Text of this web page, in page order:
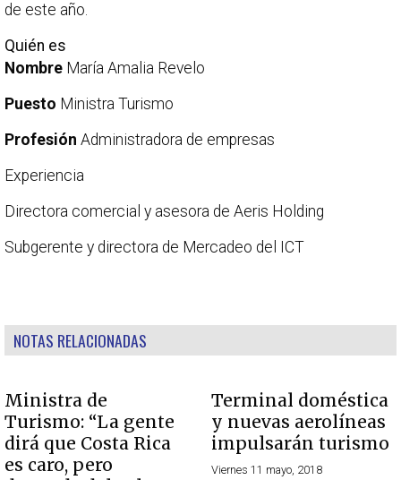
de este año.
Quién es
Nombre María Amalia Revelo
Puesto Ministra Turismo
Profesión Administradora de empresas
Experiencia
Directora comercial y asesora de Aeris Holding
Subgerente y directora de Mercadeo del ICT
NOTAS RELACIONADAS
Ministra de
Turismo: “La gente
dirá que Costa Rica
es caro, pero
Terminal doméstica
y nuevas aerolíneas
impulsarán turismo
Viernes 11 mayo, 2018